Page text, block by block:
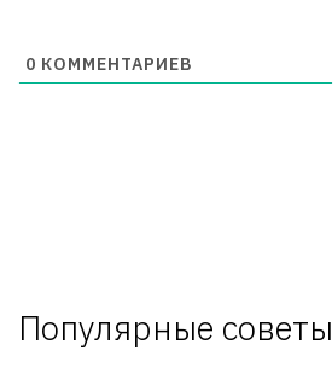
0 КОММЕНТАРИЕВ
Популярные советы